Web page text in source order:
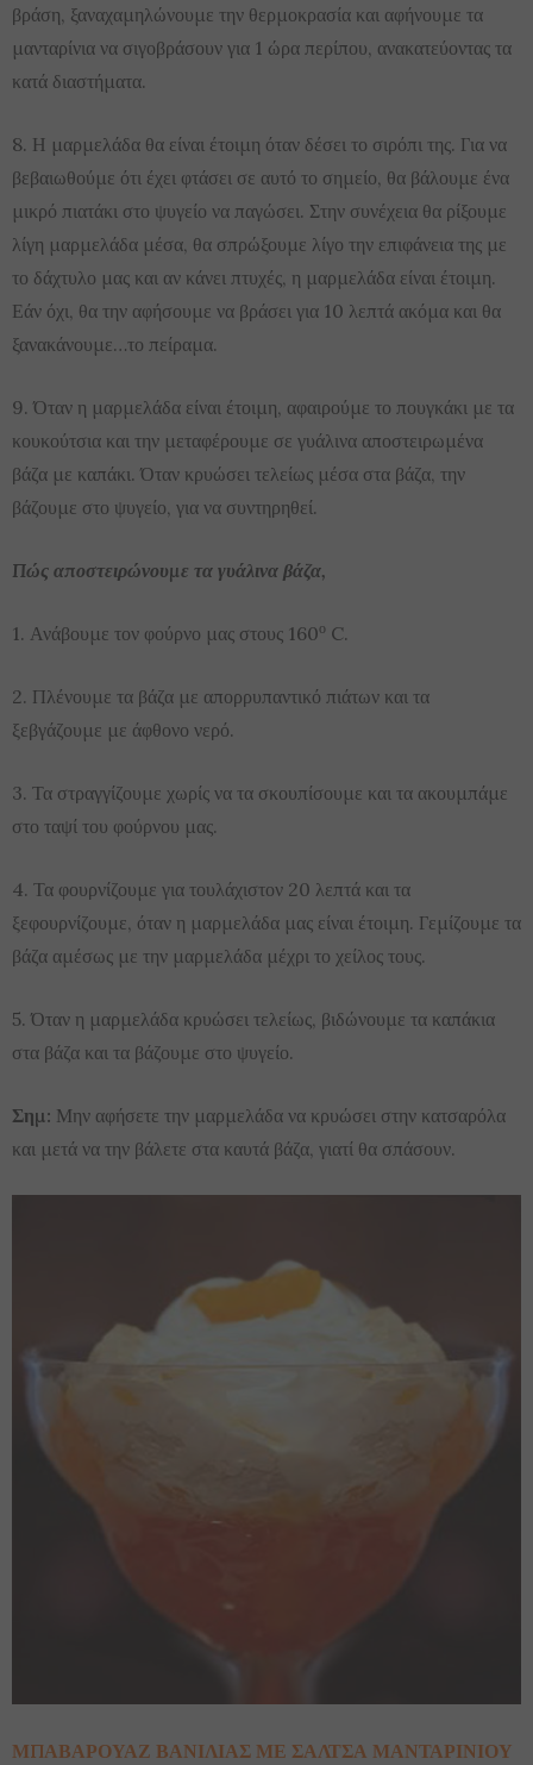
βράση, ξαναχαμηλώνουμε την θερμοκρασία και αφήνουμε τα
μανταρίνια να σιγοβράσουν για 1 ώρα περίπου, ανακατεύοντας τα
κατά διαστήματα.
8. Η μαρμελάδα θα είναι έτοιμη όταν δέσει το σιρόπι της. Για να
βεβαιωθούμε ότι έχει φτάσει σε αυτό το σημείο, θα βάλουμε ένα
μικρό πιατάκι στο ψυγείο να παγώσει. Στην συνέχεια θα ρίξουμε
λίγη μαρμελάδα μέσα, θα σπρώξουμε λίγο την επιφάνεια της με
το δάχτυλο μας και αν κάνει πτυχές, η μαρμελάδα είναι έτοιμη.
Εάν όχι, θα την αφήσουμε να βράσει για 10 λεπτά ακόμα και θα
ξανακάνουμε…το πείραμα.
9. Όταν η μαρμελάδα είναι έτοιμη, αφαιρούμε το πουγκάκι με τα
κουκούτσια και την μεταφέρουμε σε γυάλινα αποστειρωμένα
βάζα με καπάκι. Όταν κρυώσει τελείως μέσα στα βάζα, την
βάζουμε στο ψυγείο, για να συντηρηθεί.
Πώς αποστειρώνουμε τα γυάλινα βάζα,
1. Ανάβουμε τον φούρνο μας στους 160ο C.
2. Πλένουμε τα βάζα με απορρυπαντικό πιάτων και τα
ξεβγάζουμε με άφθονο νερό.
3. Τα στραγγίζουμε χωρίς να τα σκουπίσουμε και τα ακουμπάμε
στο ταψί του φούρνου μας.
4. Τα φουρνίζουμε για τουλάχιστον 20 λεπτά και τα
ξεφουρνίζουμε, όταν η μαρμελάδα μας είναι έτοιμη. Γεμίζουμε τα
βάζα αμέσως με την μαρμελάδα μέχρι το χείλος τους.
5. Όταν η μαρμελάδα κρυώσει τελείως, βιδώνουμε τα καπάκια
στα βάζα και τα βάζουμε στο ψυγείο.
Σημ: Μην αφήσετε την μαρμελάδα να κρυώσει στην κατσαρόλα
και μετά να την βάλετε στα καυτά βάζα, γιατί θα σπάσουν.
ΜΠΑΒΑΡΟΥΑΖ ΒΑΝΙΛΙΑΣ ΜΕ ΣΑΛΤΣΑ ΜΑΝΤΑΡΙΝΙΟΥ